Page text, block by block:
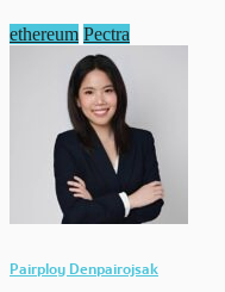
ethereum Pectra
Pairploy Denpairojsak